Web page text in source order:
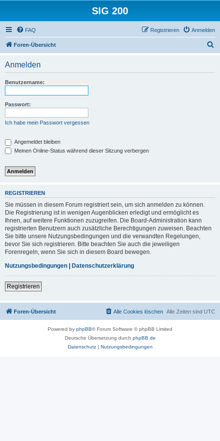
SIG 200
FAQ Anmelden
Registrieren
Foren-Übersicht
Anmelden
Benutzername:
Passwort:
Ich habe mein Passwort vergessen
Angemeldet bleiben
Meinen Online-Status während dieser Sitzung verbergen
REGISTRIEREN
Sie müssen in diesem Forum registriert sein, um sich anmelden zu können.
Die Registrierung ist in wenigen Augenblicken erledigt und ermöglicht es
Ihnen, auf weitere Funktionen zuzugreifen. Die Board-Administration kann
registrierten Benutzern auch zusätzliche Berechtigungen zuweisen. Beachten
Sie bitte unsere Nutzungsbedingungen und die verwandten Regelungen,
bevor Sie sich registrieren. Bitte beachten Sie auch die jeweiligen
Forenregeln, wenn Sie sich in diesem Board bewegen.
Nutzungsbedingungen | Datenschutzerklärung
Registrieren
Foren-Übersicht Alle Zeiten sind UTC
Alle Cookies löschen
Powered by phpBB® Forum Software © phpBB Limited
Deutsche Übersetzung durch phpBB.de
Datenschutz| Nutzungsbedingungen